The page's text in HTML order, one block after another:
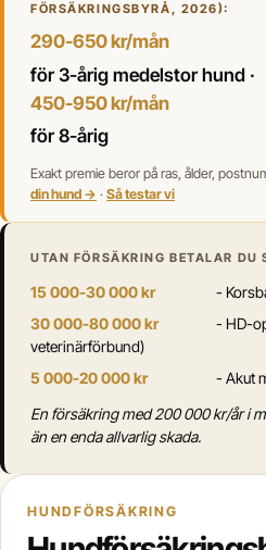
FÖRSÄKRINGSBYRÅ, 2026):
290-650 kr/mån
för 3-årig medelstor hund ·
450-950 kr/mån
för 8-årig
Exakt premie beror på ras, ålder,
din hund → · Så testar vi
UTAN FÖRSÄKRING BETALAR DU
15 000-30 000 kr
-
30 000-80 000 kr
- HD-
veterinärförbund)
5 000-20 000 kr
- Akut
En försäkring med 200 000 kr/år i
än en enda allvarlig skada.
HUNDFÖRSÄKRING